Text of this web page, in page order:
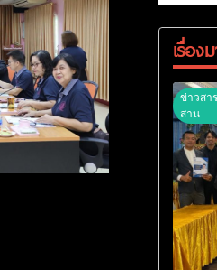
เรื่อง
ข่าวสา
สาน